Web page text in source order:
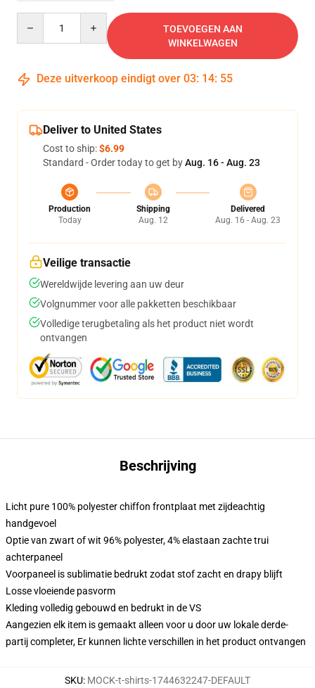
TOEVOEGEN AAN
WINKELWAGEN
Deze uitverkoop eindigt over 03: 14: 54
Deliver to United States
Cost to ship:$6.99
Standard - Order today to get byAug. 16 - Aug. 23
Production
Today
Shipping
Aug. 12
Delivered
Aug. 16 - Aug. 23
Veilige transactie
Wereldwijde levering aan uw deur
Volgnummer voor alle pakketten beschikbaar
Volledige terugbetaling als het product niet wordt
ontvangen
Beschrijving
Licht pure 100% polyester chiffon frontplaat met zijdeachtig
handgevoel
Optie van zwart of wit 96% polyester, 4% elastaan zachte trui
achterpaneel
Voorpaneel is sublimatie bedrukt zodat stof zacht en drapy blijft
Losse vloeiende pasvorm
Kleding volledig gebouwd en bedrukt in de VS
Aangezien elk item is gemaakt alleen voor u door uw lokale derde-
partij completer, Er kunnen lichte verschillen in het product ontvangen
SKU: MOCK-t-shirts-1744632247-DEFAULT